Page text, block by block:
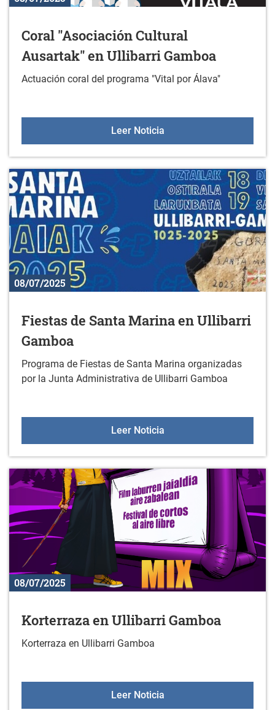
Coral "Asociación Cultural
Ausartak" en Ullibarri Gamboa
Actuación coral del programa "Vital por Álava"
Leer NoticiaCoral "Asociación
08/07/2025
Fiestas de Santa Marina en Ullibarri
Gamboa
Programa de Fiestas de Santa Marina organizadas
por la Junta Administrativa de Ullibarri Gamboa
Leer NoticiaFiestas de Santa Marina
08/07/2025
Korterraza en Ullibarri Gamboa
Korterraza en Ullibarri Gamboa
Leer NoticiaKorterraza en Ullibarri